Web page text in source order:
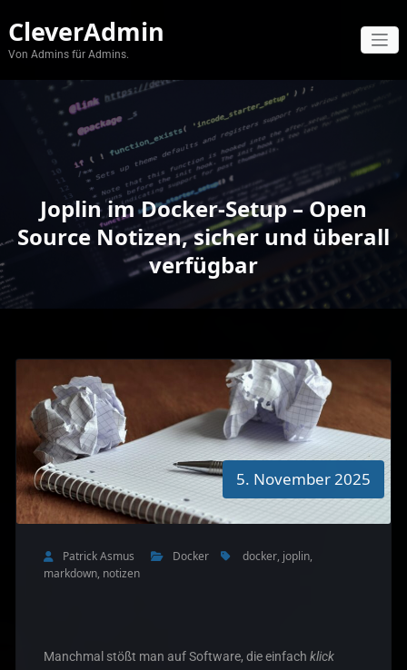
Inhalt
springen
CleverAdmin
Von Admins für Admins.
Joplin im Docker-Setup – Open
Source Notizen, sicher und überall
verfügbar
5. November 2025
Patrick Asmus Docker docker, joplin,
markdown, notizen
Manchmal stößt man auf Software, die einfach klick